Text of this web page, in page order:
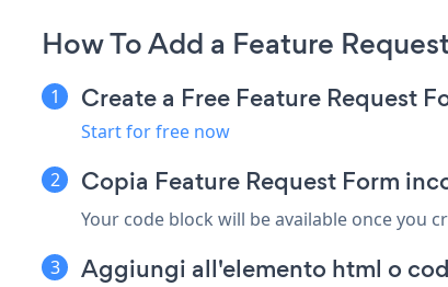
How To Add a Feature
Create a Free Feature Request
Start for free now
Copia Feature Request Form
Your code block will be available once you
Aggiungi all'elemento html o